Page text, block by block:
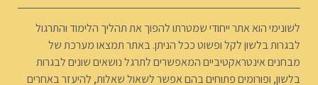
לשונימי הוא אתר ייחודי שמטרתו להפוך את תהליך הלימוד והתרגול
לבגרות בלשון לקל ופשוט ככל הניתן. באתר תמצאו מערכת של
מבחנים אינטראקטיביים המאפשרים לתרגל נושאים שונים לבגרות
בלשון, ופורומים פתוחים בהם אפשר לשאול שאלות, להיעזר באחרים